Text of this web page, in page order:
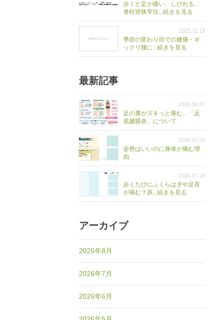
歩くと足が痛い、しびれる…
脊柱管狭窄症...続きを見る
2025.11.18
季節の変わり目での腰痛・ギ
ックリ腰に...続きを見る
最新記事
2026.08.07
足の裏がズキっと痛む…「足
底腱膜炎」について
2026.07.29
姿勢はいいのに身体が痛む理
由
2026.07.28
歩くたびにふくらはぎや足首
が痛む？原...続きを見る
アーカイブ
2026年8月
2026年7月
2026年6月